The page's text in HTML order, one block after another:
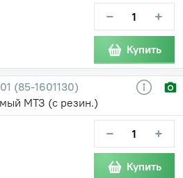
− +
Купить
(85-1601130)
МТЗ (с резин.)
− +
Купить